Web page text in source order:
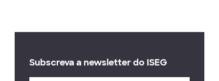
Subscreva a newsletter do ISEG